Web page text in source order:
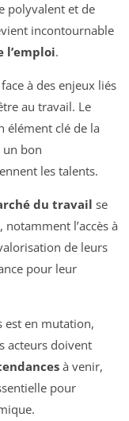
polyvalent et de
incontournable
l’emploi.
à des enjeux liés
au travail. Le
élément clé de la
bon
les talents.
du travail se
l’accès à
de leurs
pour leur
est en mutation,
acteurs doivent
à venir,
pour